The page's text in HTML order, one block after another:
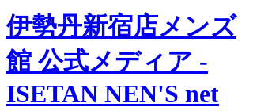
伊勢丹新宿店メンズ
館 公式メディア -
ISETAN NEN'S net